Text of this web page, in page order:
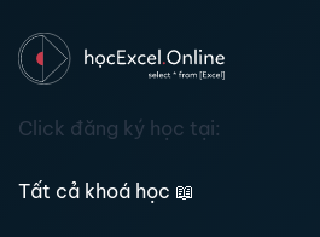
Click đăng ký học tại:
Tất cả khoá học 📖